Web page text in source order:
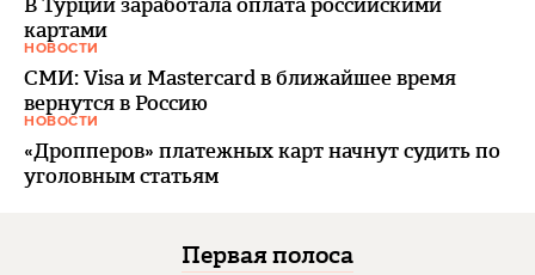
картами
НОВОСТИ
СМИ: Visa и Mastercard в ближайшее время
вернутся в Россию
НОВОСТИ
«Дропперов» платежных карт начнут судить по
уголовным статьям
Первая полоса